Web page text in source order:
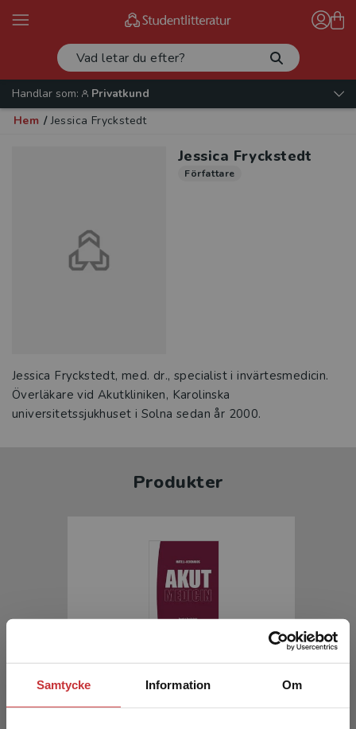
Samtycke Information Om
Handlar som:
Privatkund
Hem / Jessica Fryckstedt
Jessica Fryckstedt
Författare
Jessica Fryckstedt, med. dr., specialist i invärtesmedicin.
Överläkare vid Akutkliniken, Karolinska
universitetssjukhuset i Solna sedan år 2000.
Produkter